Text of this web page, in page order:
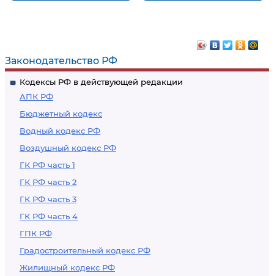
Законодательство РФ
Кодексы РФ в действующей редакции
АПК РФ
Бюджетный кодекс
Водный кодекс РФ
Воздушный кодекс РФ
ГК РФ часть 1
ГК РФ часть 2
ГК РФ часть 3
ГК РФ часть 4
ГПК РФ
Градостроительный кодекс РФ
Жилищный кодекс РФ
военнослужащих,
проходящих
военную службу по
призыву или по